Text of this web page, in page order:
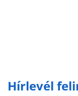
Hírlevél